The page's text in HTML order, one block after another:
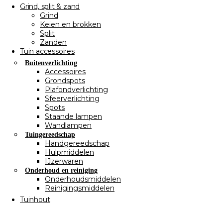
Grind, split & zand
Grind
Keien en brokken
Split
Zanden
Tuin accessoires
Buitenverlichting
Accessoires
Grondspots
Plafondverlichting
Sfeerverlichting
Spots
Staande lampen
Wandlampen
Tuingereedschap
Handgereedschap
Hulpmiddelen
IJzerwaren
Onderhoud en reiniging
Onderhoudsmiddelen
Reinigingsmiddelen
Tuinhout